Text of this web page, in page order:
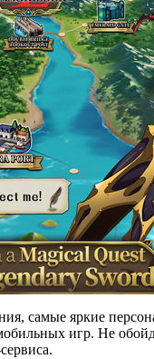
самые яркие
игр. Не